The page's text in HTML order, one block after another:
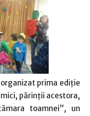
organizat prima ediţie
părinţii acestora,
toamnei”, un